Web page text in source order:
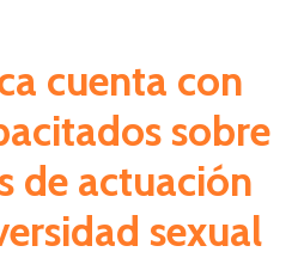
cuenta con
sobre
de actuación
sexual